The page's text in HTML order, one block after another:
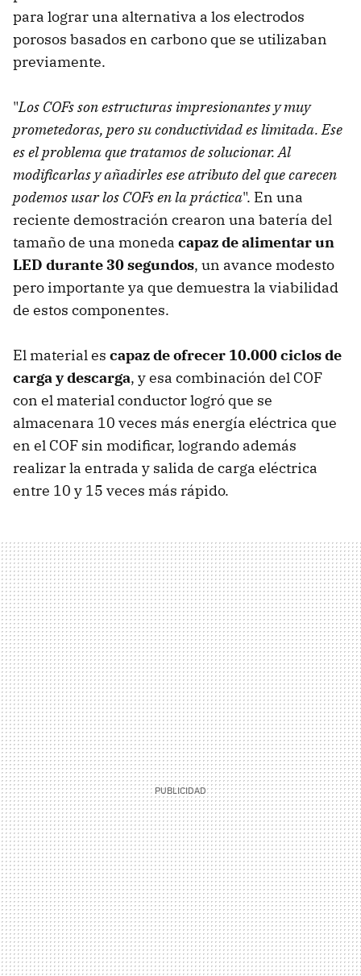
para lograr una alternativa a los electrodos
porosos basados en carbono que se utilizaban
previamente.
"Los COFs son estructuras impresionantes y muy
prometedoras, pero su conductividad es limitada. Ese
es el problema que tratamos de solucionar. Al
modificarlas y añadirles ese atributo del que carecen
podemos usar los COFs en la práctica". En una
reciente demostración crearon una batería del
tamaño de una moneda capaz de alimentar un
LED durante 30 segundos, un avance modesto
pero importante ya que demuestra la viabilidad
de estos componentes.
El material es capaz de ofrecer 10.000 ciclos de
carga y descarga, y esa combinación del COF
con el material conductor logró que se
almacenara 10 veces más energía eléctrica que
en el COF sin modificar, logrando además
realizar la entrada y salida de carga eléctrica
entre 10 y 15 veces más rápido.